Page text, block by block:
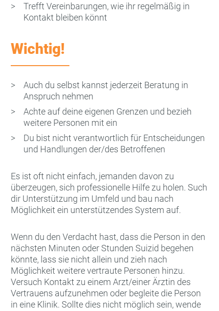
Trefft Vereinbarungen, wie ihr regelmäßig in
Kontakt bleiben könnt
Wichtig!
Auch du selbst kannst jederzeit Beratung in
Anspruch nehmen
Achte auf deine eigenen Grenzen und bezieh
weitere Personen mit ein
Du bist nicht verantwortlich für Entscheidungen
und Handlungen der/des Betroffenen
Es ist oft nicht einfach, jemanden davon zu
überzeugen, sich professionelle Hilfe zu holen. Such
dir Unterstützung im Umfeld und bau nach
Möglichkeit ein unterstützendes System auf.
Wenn du den Verdacht hast, dass die Person in den
nächsten Minuten oder Stunden Suizid begehen
könnte, lass sie nicht allein und zieh nach
Möglichkeit weitere vertraute Personen hinzu.
Versuch Kontakt zu einem Arzt/einer Ärztin des
Vertrauens aufzunehmen oder begleite die Person
in eine Klinik. Sollte dies nicht möglich sein, wende